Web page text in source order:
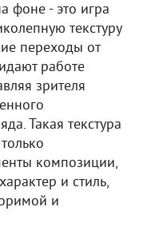
фоне - это игра
текстуру
переходы от
работе
зрителя
Такая текстура
композиции,
и стиль,
и